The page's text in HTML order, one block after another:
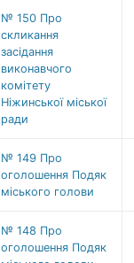
№ 150 Про
скликання
засідання
виконавчого
комітету
Ніжинської міської
ради
№ 149 Про
оголошення Подяк
міського голови
№ 148 Про
оголошення Подяк